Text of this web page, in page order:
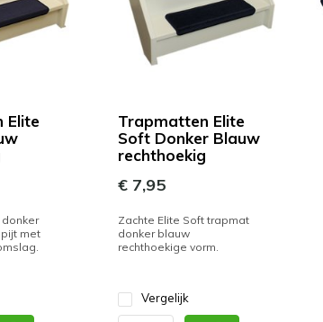
Elite
met
Trapmatten Elite
Soft Donker Blauw
rechthoekig
€ 7,95
Zachte Elite Soft trapmat
donker blauw
rechthoekige vorm.
Vergelijk